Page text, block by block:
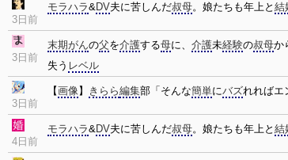
3日前
モラハラ&DV夫に苦しんだ叔母。娘たちも年上と 結
3日前
末期がんの父を介護する母に、 介護未経験の叔母か
失う レベル
3日前
【画像】 きらら編集部「そんな簡単にバズれればエ
4日前
モラハラ&DV夫に苦しんだ叔母。娘たちも年上と 結